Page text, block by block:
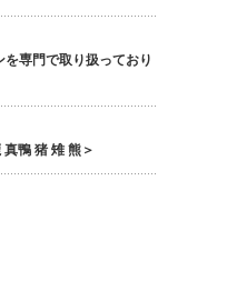
専門で取り扱っており
鴨 猪 雉 熊＞